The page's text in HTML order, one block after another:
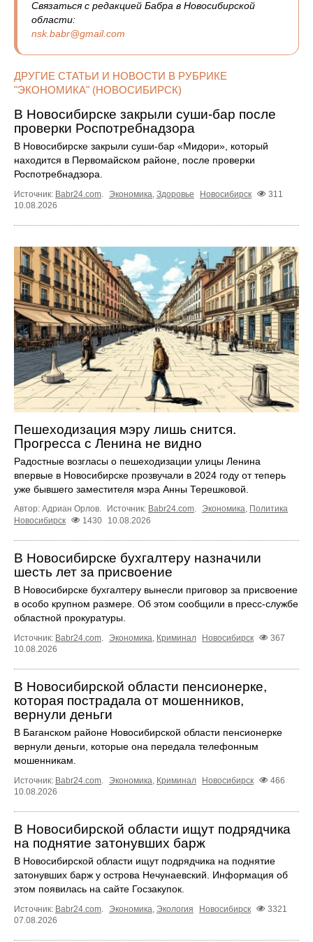
Связаться с редакцией Бабра в Новосибирской
области:
nsk.babr@gmail.com
ДРУГИЕ СТАТЬИ И НОВОСТИ В РУБРИКЕ
"ЭКОНОМИКА" (НОВОСИБИРСК)
В Новосибирске закрыли суши-бар после
проверки Роспотребнадзора
В Новосибирске закрыли суши-бар «Мидори», который
находится в Первомайском районе, после проверки
Роспотребнадзора.
Источник: Babr24.com. Экономика, Здоровье Новосибирск
311
10.08.2026
Пешеходизация мэру лишь снится.
Прогресса с Ленина не видно
Радостные возгласы о пешеходизации улицы Ленина
впервые в Новосибирске прозвучали в 2024 году от теперь
уже бывшего заместителя мэра Анны Терешковой.
Автор: Адриан Орлов. Источник: Babr24.com Экономика Политика
Новосибирск
1430 10.08.2026
В Новосибирске бухгалтеру назначили
шесть лет за присвоение
В Новосибирске бухгалтеру вынесли приговор за присвоение
в особо крупном размере. Об этом сообщили в пресс-службе
областной прокуратуры.
Источник: Babr24.com. Экономика, Криминал Новосибирск
367
10.08.2026
В Новосибирской области пенсионерке,
которая пострадала от мошенников,
вернули деньги
В Баганском районе Новосибирской области пенсионерке
вернули деньги, которые она передала телефонным
мошенникам.
Источник: Babr24.com. Экономика, Криминал Новосибирск
466
10.08.2026
В Новосибирской области ищут подрядчика
на поднятие затонувших барж
В Новосибирской области ищут подрядчика на поднятие
затонувших барж у острова Нечунаевский. Информация об
этом появилась на сайте Госзакупок.
Источник: Babr24.com. Экономика, Экология Новосибирск
3321
07.08.2026